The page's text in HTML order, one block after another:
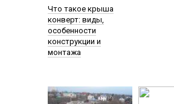
Что такое крыша
конверт: виды,
особенности
конструкции и
монтажа